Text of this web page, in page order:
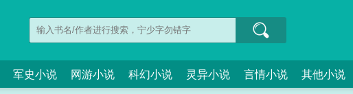
军史小说 网游小说 科幻小说 灵异小说 言情小说 其他小说